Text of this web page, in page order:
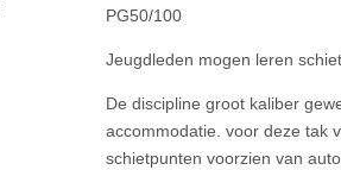
PG50/100
Jeugdleden mogen leren
De discipline groot kaliber
accommodatie. voor deze tak
schietpunten voorzien van